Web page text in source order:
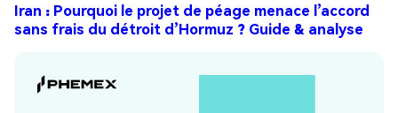
Iran : Pourquoi le projet de péage menace l’accord
sans frais du détroit d’Hormuz ? Guide & analyse